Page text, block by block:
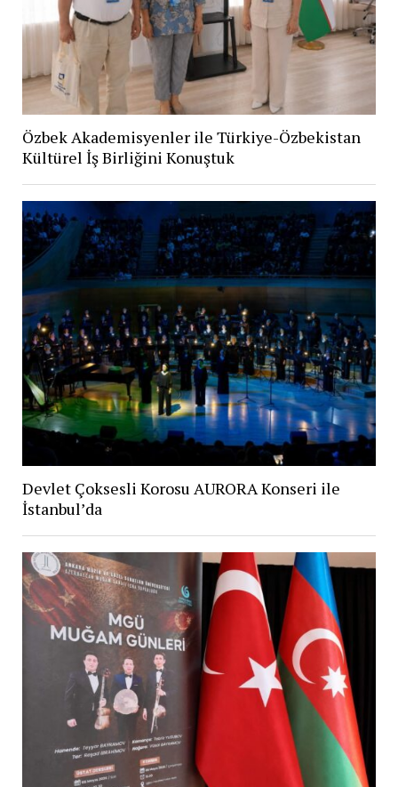
Özbek Akademisyenler ile Türkiye-Özbekistan
Kültürel İş Birliğini Konuştuk
Devlet Çoksesli Korosu AURORA Konseri ile
İstanbul’da